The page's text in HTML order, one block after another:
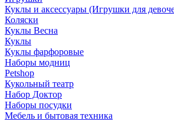
Куклы и аксессуары (Игрушки для
Коляски
Куклы Весна
Куклы
Куклы фарфоровые
Наборы модниц
Petshop
Кукольный театр
Набор Доктор
Наборы посудки
Мебель и бытовая техника